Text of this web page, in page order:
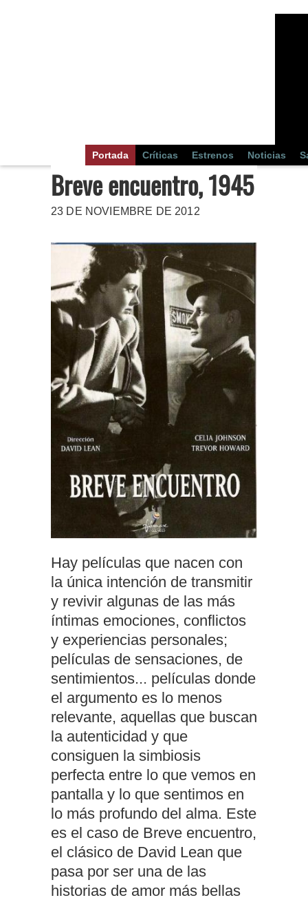
Portada Críticas Estrenos Noticias
Breve encuentro, 1945
23 DE NOVIEMBRE DE 2012
Hay películas que nacen con
la única intención de transmitir
y revivir algunas de las más
íntimas emociones, conflictos
y experiencias personales;
películas de sensaciones, de
sentimientos... películas donde
el argumento es lo menos
relevante, aquellas que buscan
la autenticidad y que
consiguen la simbiosis
perfecta entre lo que vemos en
pantalla y lo que sentimos en
lo más profundo del alma. Este
es el caso de Breve encuentro,
el clásico de David Lean que
pasa por ser una de las
historias de amor más bellas